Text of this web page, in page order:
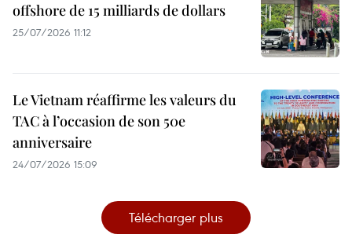
offshore de 15 milliards de dollars
25/07/2026 11:12
Le Vietnam réaffirme les valeurs du
TAC à l’occasion de son 50e
anniversaire
24/07/2026 15:09
Télécharger plus